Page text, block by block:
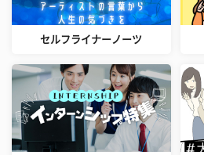
セルフライナーノーツ